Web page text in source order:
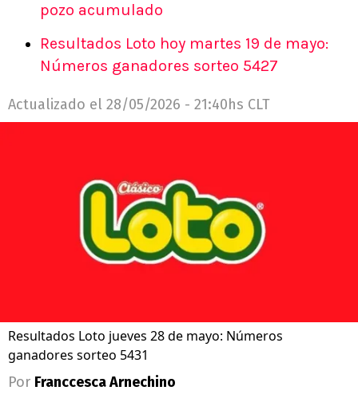
pozo acumulado
Resultados Loto hoy martes 19 de mayo:
Números ganadores sorteo 5427
Actualizado el 28/05/2026 - 21:40hs CLT
Resultados Loto jueves 28 de mayo: Números
ganadores sorteo 5431
Por Franccesca Arnechino